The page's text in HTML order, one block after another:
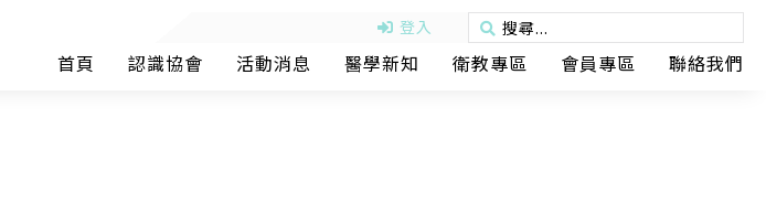
登入
首頁 認識協會 活動消息 醫學新知 衛教專區 會員專區 聯絡我們